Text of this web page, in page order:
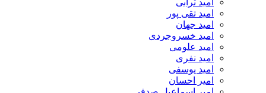
امید ترابی
امید تقی پور
امید جهان
امید خسروجردی
امید علومی
امید نفری
امید یوسفی
امیر احسان